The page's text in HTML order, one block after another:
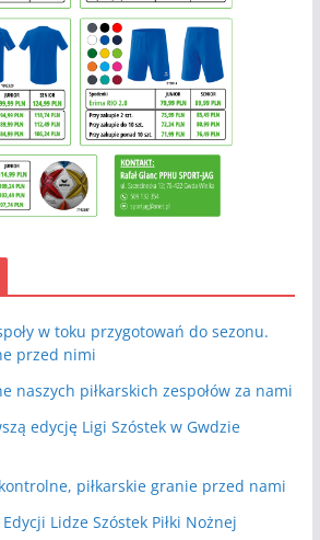
w toku przygotowań do sezonu.
przed nimi
naszych piłkarskich zespołów za nami
edycję Ligi Szóstek w Gwdzie
piłkarskie granie przed nami
Lidze Szóstek Piłki Nożnej